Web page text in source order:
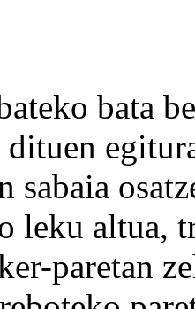
bata
dituen
sabaia
leku altua,
-paretan